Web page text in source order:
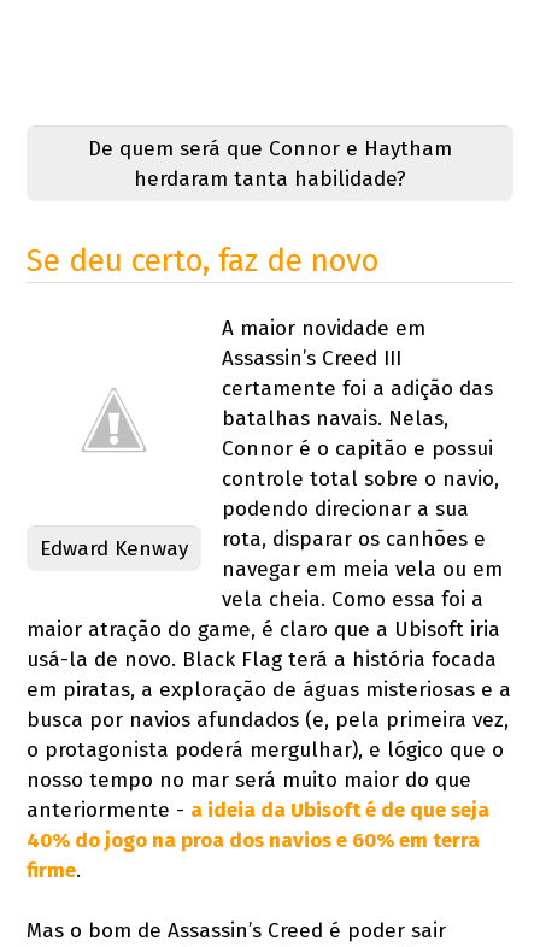
De quem será que Connor e Haytham
herdaram tanta habilidade?
Se deu certo, faz de novo
Edward Kenway
A maior novidade em
Assassin’s Creed III
certamente foi a adição das
batalhas navais. Nelas,
Connor é o capitão e possui
controle total sobre o navio,
podendo direcionar a sua
rota, disparar os canhões e
navegar em meia vela ou em
vela cheia. Como essa foi a
maior atração do game, é claro que a Ubisoft iria
usá-la de novo. Black Flag terá a história focada
em piratas, a exploração de águas misteriosas e a
busca por navios afundados (e, pela primeira vez,
o protagonista poderá mergulhar), e lógico que o
nosso tempo no mar será muito maior do que
anteriormente - a ideia da Ubisoft é de que seja
40% do jogo na proa dos navios e 60% em terra
firme.
Mas o bom de Assassin’s Creed é poder sair